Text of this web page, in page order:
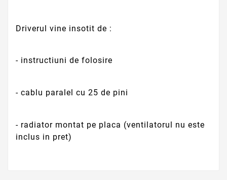
Driverul vine insotit de :
- instructiuni de folosire
- cablu paralel cu 25 de pini
- radiator montat pe placa (ventilatorul nu este
inclus in pret)